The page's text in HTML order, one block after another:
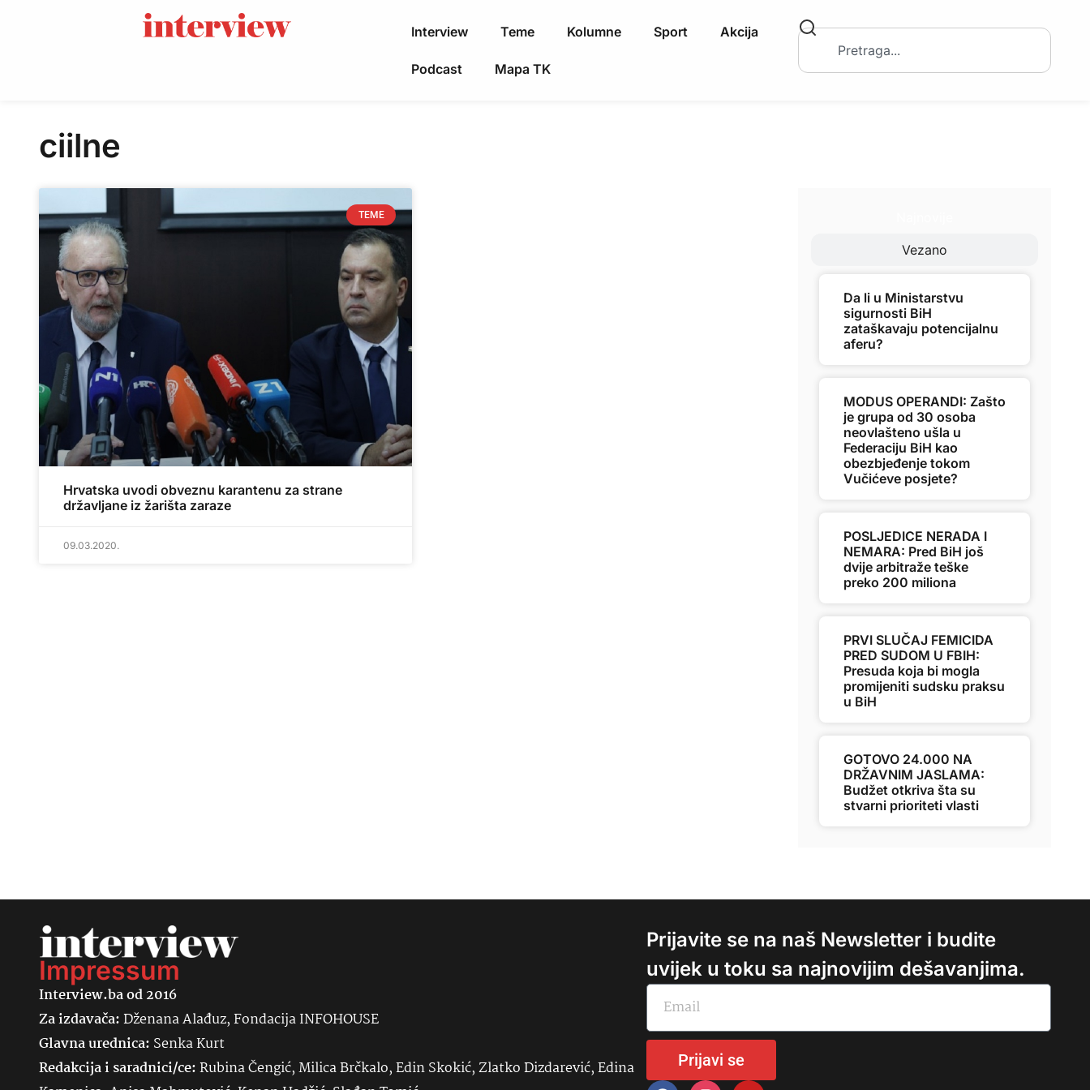
Interview Teme Kolumne Sport Akcija
Podcast Mapa TK
ciilne
TEME
Hrvatska uvodi obveznu karantenu za strane
državljane iz žarišta zaraze
09.03.2020.
Vezano
Da li u Ministarstvu
sigurnosti BiH
zataškavaju potencijalnu
aferu?
MODUS OPERANDI: Zašto
je grupa od 30 osoba
neovlašteno ušla u
Federaciju BiH kao
obezbjeđenje tokom
Vučićeve posjete?
POSLJEDICE NERADA I
NEMARA: Pred BiH još
dvije arbitraže teške
preko 200 miliona
PRVI SLUČAJ FEMICIDA
PRED SUDOM U FBIH:
Presuda koja bi mogla
promijeniti sudsku praksu
u BiH
GOTOVO 24.000 NA
DRŽAVNIM JASLAMA:
Budžet otkriva šta su
stvarni prioriteti vlasti
Impressum
Interview.ba od 2016
Za izdavača:Dženana Alađuz, Fondacija INFOHOUSE
Glavna urednica: SenkaKurt
Redakcija i saradnici/ce:Rubina Čengić, Milica Brčkalo, Edin Skokić, Zlatko Dizdarević, Edina
Prijavite se na naš Newsletter i budite
uvijek u toku sa najnovijim dešavanjima.
Prijavi se